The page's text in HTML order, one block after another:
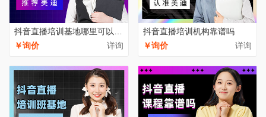
￥询价
详询
抖音直播培训机构靠谱吗
￥询价
详询